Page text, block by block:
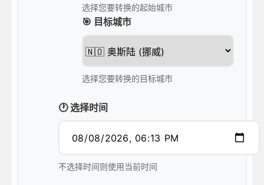
选择您要转换的起始城市
🎯 目标城市
选择您要转换的目标城市
🕐 选择时间
不选择时间则使用当前时间